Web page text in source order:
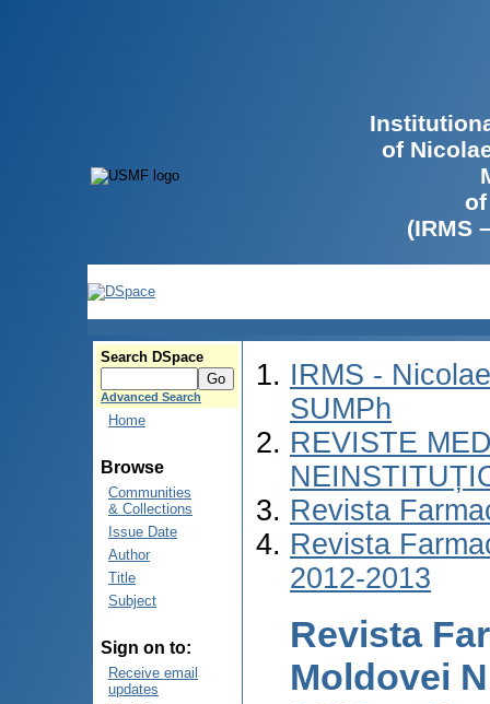
of
(IRMS
Search DSpace
Advanced Search
Home
Browse
Communities
& Collections
Issue Date
Author
Title
Subject
Sign on to:
Receive email
updates
IRMS -
SUMPh
REVISTE
Revista
Revista
2012-2013
Revista
Moldovei